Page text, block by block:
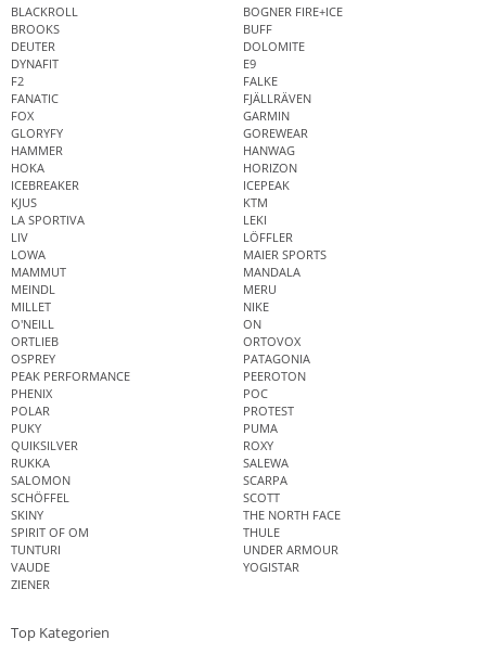
BLACKROLL
BOGNER FIRE+ICE
BROOKS
BUFF
DEUTER
DOLOMITE
DYNAFIT
E9
F2
FALKE
FANATIC
FJÄLLRÄVEN
FOX
GARMIN
GLORYFY
GOREWEAR
HAMMER
HANWAG
HOKA
HORIZON
ICEBREAKER
ICEPEAK
KJUS
KTM
LA SPORTIVA
LEKI
LIV
LÖFFLER
LOWA
MAIER SPORTS
MAMMUT
MANDALA
MEINDL
MERU
MILLET
NIKE
O'NEILL
ON
ORTLIEB
ORTOVOX
OSPREY
PATAGONIA
PEAK PERFORMANCE
PEEROTON
PHENIX
POC
POLAR
PROTEST
PUKY
PUMA
QUIKSILVER
ROXY
RUKKA
SALEWA
SALOMON
SCARPA
SCHÖFFEL
SCOTT
SKINY
THE NORTH FACE
SPIRIT OF OM
THULE
TUNTURI
UNDER ARMOUR
VAUDE
YOGISTAR
ZIENER
Top Kategorien